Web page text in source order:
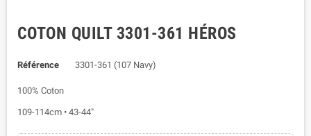
COTON QUILT 3301-361 HÉROS
Référence 3301-361 (107 Navy)
100% Coton
109-114cm • 43-44"